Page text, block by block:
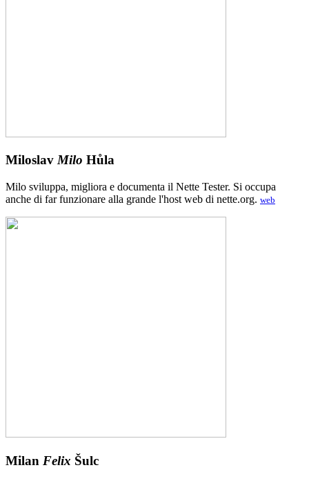
MiloslavMilo Hůla
Milo sviluppa, migliora e documenta il Nette Tester. Si occupa
anche di far funzionare alla grande l'host web di nette.org. web
Milan Felix Šulc